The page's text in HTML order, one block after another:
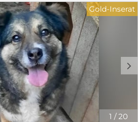
1 /20
d
Gold-Inserat